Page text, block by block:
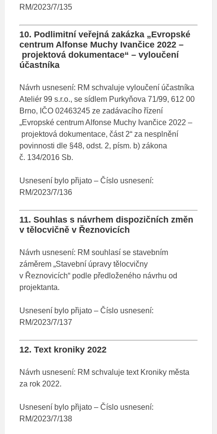
RM/2023/7/135
10. Podlimitní veřejná zakázka „Evropské
centrum Alfonse Muchy Ivančice 2022 –
projektová dokumentace“ – vyloučení
účastníka
Návrh usnesení: RM schvaluje vyloučení účastníka
Ateliér 99 s.r.o., se sídlem Purkyňova 71/99, 612 00
Brno, IČO 02463245 ze zadávacího řízení
„Evropské centrum Alfonse Muchy Ivančice 2022 –
projektová dokumentace, část 2“ za nesplnění
povinnosti dle §48, odst. 2, písm. b) zákona
č. 134/2016 Sb.
Usnesení bylo přijato – Číslo usnesení:
RM/2023/7/136
11. Souhlas s návrhem dispozičních změn
v tělocvičně v Řeznovicích
Návrh usnesení: RM souhlasí se stavebním
záměrem „Stavební úpravy tělocvičny
v Řeznovicích“ podle předloženého návrhu od
projektanta.
Usnesení bylo přijato – Číslo usnesení:
RM/2023/7/137
12. Text kroniky 2022
Návrh usnesení: RM schvaluje text Kroniky města
za rok 2022.
Usnesení bylo přijato – Číslo usnesení:
RM/2023/7/138